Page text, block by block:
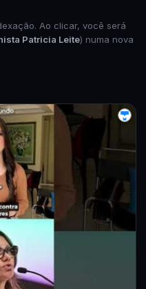
Ao clicar, você será
Patricia Leite) numa nova